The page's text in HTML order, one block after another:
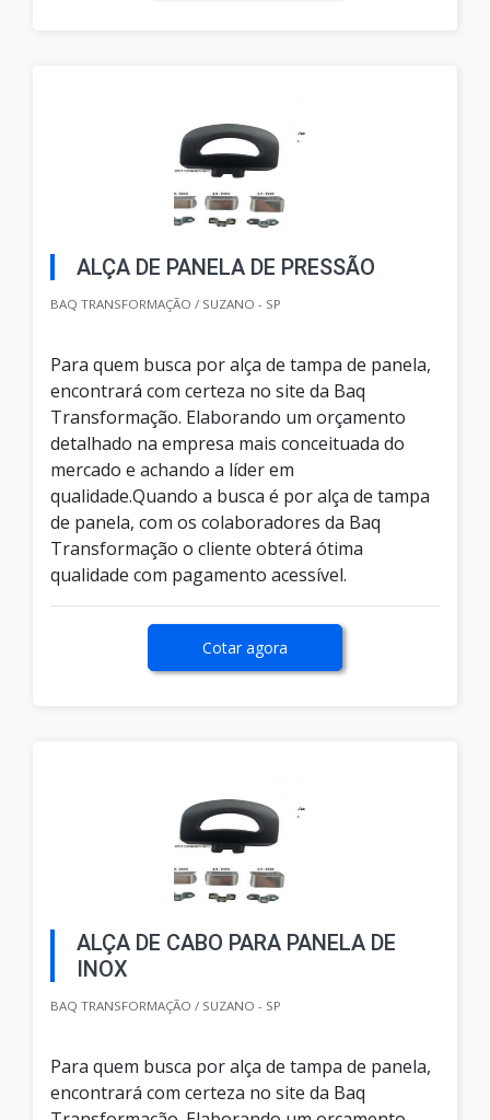
ALÇA DE PANELA DE PRESSÃO
BAQ TRANSFORMAÇÃO / SUZANO - SP
Para quem busca por alça de tampa de panela,
encontrará com certeza no site da Baq
Transformação. Elaborando um orçamento
detalhado na empresa mais conceituada do
mercado e achando a líder em
qualidade.Quando a busca é por alça de tampa
de panela, com os colaboradores da Baq
Transformação o cliente obterá ótima
qualidade com pagamento acessível.
Cotar agora
ALÇA DE CABO PARA PANELA DE
INOX
BAQ TRANSFORMAÇÃO / SUZANO - SP
Para quem busca por alça de tampa de panela,
encontrará com certeza no site da Baq